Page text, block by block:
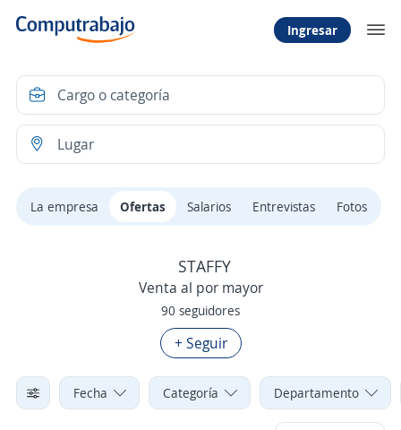
Ingresar
La empresa Ofertas Salarios Entrevistas Fotos
STAFFY
Venta al por mayor
90 seguidores
+ Seguir
Fecha Categoría Departamento